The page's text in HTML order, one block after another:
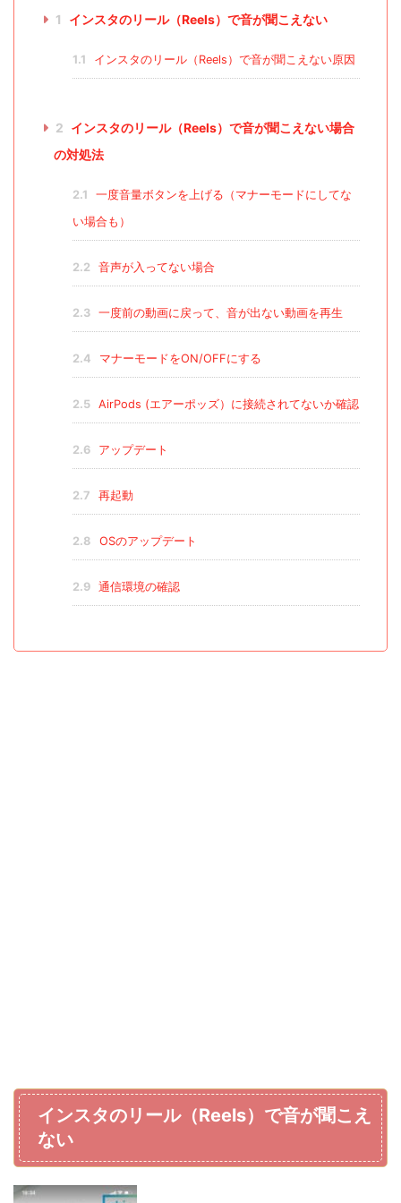
1 インスタのリール（Reels）で音が聞こえない
1.1 インスタのリール（Reels）で音が聞こえない原因
2 インスタのリール（Reels）で音が聞こえない場合
の対処法
2.1
一度音量ボタンを上げる（マナーモードにしてな
い場合も）
2.2 音声が入ってない場合
2.3 一度前の動画に戻って、音が出ない動画を再生
2.4 マナーモードをON/OFFにする
2.5 AirPods (エアーポッズ）に接続されてないか確認
2.6 アップデート
2.7 再起動
2.8 OSのアップデート
2.9 通信環境の確認
インスタのリール（Reels）で音が聞こえ
ない